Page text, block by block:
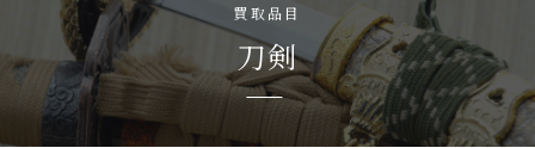
買取品目
刀剣